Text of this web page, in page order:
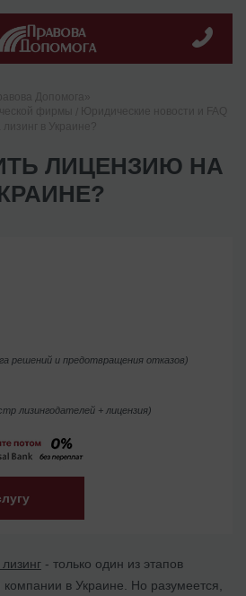
ЛИЦЕНЗИЮ НА
решений и предотвращения отказов)
лизингодателей + лицензия)
- только один из этапов
компании в Украине. Но разумеется,